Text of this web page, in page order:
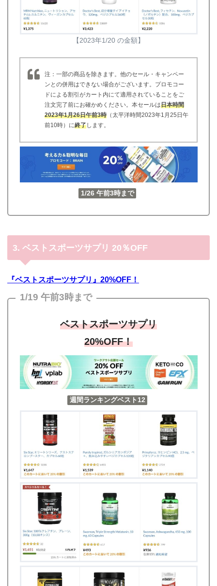
【2023年1/20 の金額】
注：一部の商品を除きます。他のセール・キャンペー
ンとの併用はできない場合がございます。プロモコー
ドによる割引がカート内にて適用されていることをご
注文完了前にお確かめください。本セールは日本時間
2023年1月26日午前3時 （太平洋時間2023年1月25日午
前10時）に終了します。
1/26 午前3時まで
3. ベストスポーツサプリ 20％OFF
『ベストスポーツサプリ』20%OFF！
1/19 午前3時まで
ベストスポーツサプリ
20%OFF！
週間ランキングベスト12